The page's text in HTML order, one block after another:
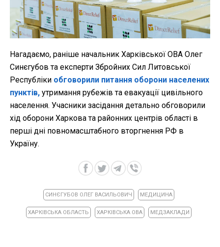
Нагадаємо, раніше начальник Харківської ОВА Олег
Синєгубов та експерти Збройних Сил Литовської
Республіки обговорили питання оборони населених
пунктів, утримання рубежів та евакуації цивільного
населення. Учасники засідання детально обговорили
хід оборони Харкова та районних центрів області в
перші дні повномасштабного вторгнення РФ в
Україну.
СИНЄГУБОВ ОЛЕГ ВАСИЛЬОВИЧ МЕДИЦИНА
ХАРКІВСЬКА ОБЛАСТЬ ХАРКІВСЬКА ОВА МЕДЗАКЛАДИ